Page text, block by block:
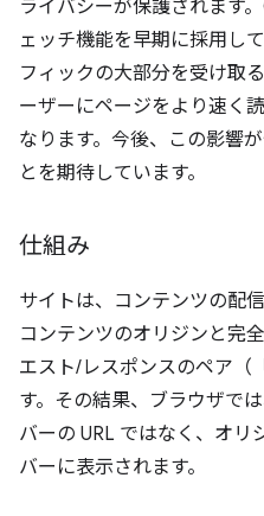
ライバシーが保護されます
ェッチ機能を早期に採用し
フィックの大部分を受け取
ーザーにページをより速く
なります。今後、この影響
とを期待しています。
仕組み
サイトは、コンテンツの配
コンテンツのオリジンと完
エスト/レスポンスのペア（
す。その結果、ブラウザで
バーの URL ではなく、オリ
バーに表示されます。